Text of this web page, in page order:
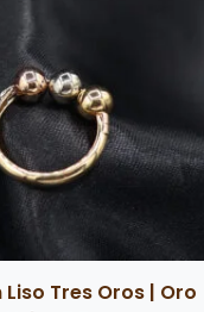
Liso Tres Oros | Oro